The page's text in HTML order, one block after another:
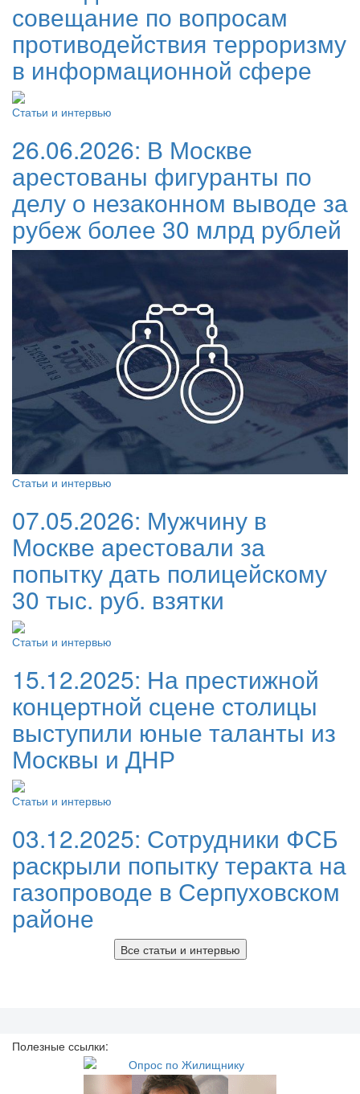
совещание по вопросам
противодействия терроризму
в информационной сфере
Статьи и интервью
26.06.2026: В Москве
арестованы фигуранты по
делу о незаконном выводе за
рубеж более 30 млрд рублей
Статьи и интервью
07.05.2026: Мужчину в
Москве арестовали за
попытку дать полицейскому
30 тыс. руб. взятки
Статьи и интервью
15.12.2025: На престижной
концертной сцене столицы
выступили юные таланты из
Москвы и ДНР
Статьи и интервью
03.12.2025: Сотрудники ФСБ
раскрыли попытку теракта на
газопроводе в Серпуховском
районе
Все статьи и интервью
Полезные ссылки: